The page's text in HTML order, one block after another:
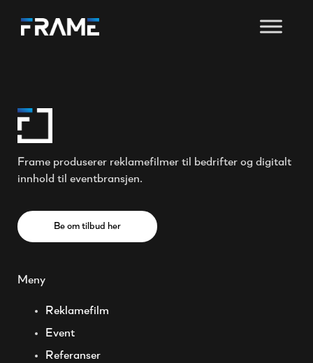
Frame produserer reklamefilmer til bedrifter og digitalt
innhold til eventbransjen.
Be om tilbud her
Meny
Reklamefilm
Event
Referanser